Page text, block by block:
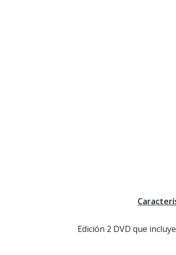
Edición 2 DVD que incluye